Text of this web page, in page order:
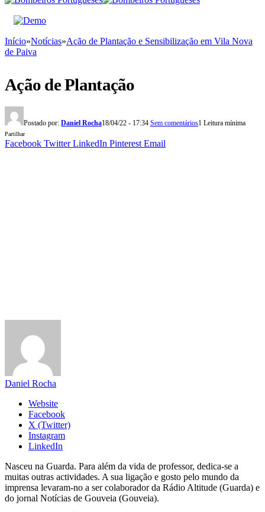
Início»Notícias»Ação de Plantação e Sensibilização em Vila Nova
de Paiva
Ação de Plantação
Postado por: Daniel Rocha18/04/22 - 17:34 Sem comentários1 Leitura mínima
Partilhar
Facebook Twitter LinkedIn Pinterest Email
Daniel Rocha
Website
Facebook
X (Twitter)
Instagram
LinkedIn
Nasceu na Guarda. Para além da vida de professor, dedica-se a
muitas outras actividades. A sua ligação e gosto pelo mundo da
imprensa levaram-no a ser colaborador da Rádio Altitude (Guarda) e
do jornal Notícias de Gouveia (Gouveia).